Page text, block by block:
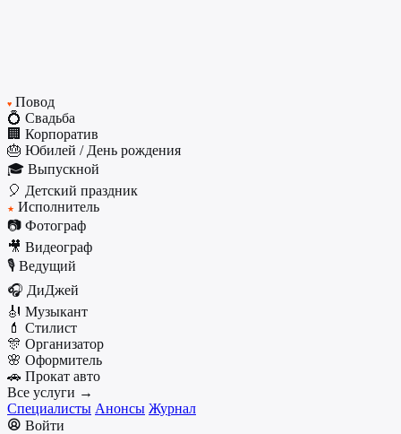
♥ Повод
💍 Свадьба
🏢 Корпоратив
🎂 Юбилей / День рождения
🎓 Выпускной
🎈 Детский праздник
★ Исполнитель
📷 Фотограф
🎥 Видеограф
🎙️ Ведущий
🎧 ДиДжей
🎻 Музыкант
💄 Стилист
🎊 Организатор
🌸 Оформитель
🚗 Прокат авто
Все услуги →
Специалисты Анонсы Журнал
Войти